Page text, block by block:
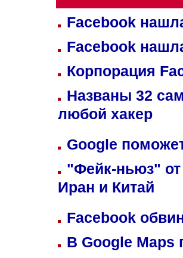
Facebook
Facebook
Корпорация
Названы 32
любой хакер
Google
"Фейк-ньюз" от
Иран и Китай
Facebook
В Google Maps